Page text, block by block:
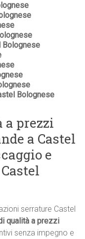
Bolognese
Bolognese
a prezzi
a Castel
e
serrature Castel
qualità a prezzi
senza impegno e